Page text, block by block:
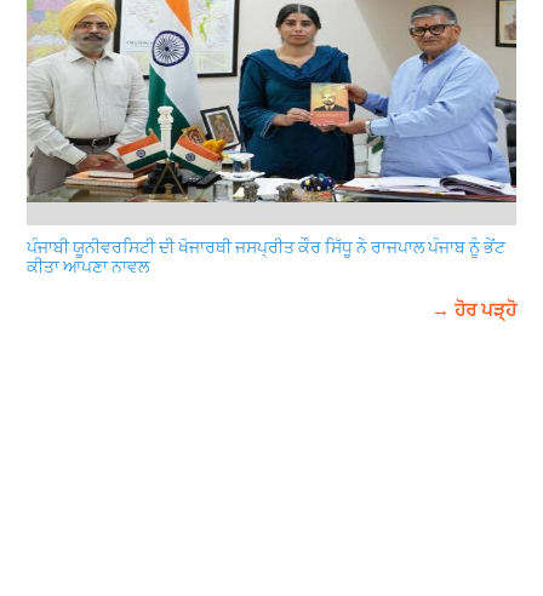
ਪੰਜਾਬੀ ਯੂਨੀਵਰਸਿਟੀ ਦੀ ਖੋਜਾਰਥੀ ਜਸਪ੍ਰੀਤ ਕੌਰ ਸਿੱਧੂ ਨੇ ਰਾਜਪਾਲ ਪੰਜਾਬ ਨੂੰ ਭੇਂਟ
ਕੀਤਾ ਆਪਣਾ ਨਾਵਲ
→ ਹੋਰ ਪੜ੍ਹੋ